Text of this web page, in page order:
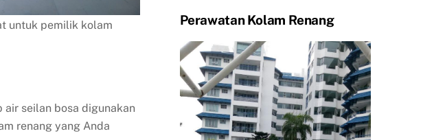
untuk pemilik kolam
seilan bosa digunakan
renang yang Anda
Perawatan Kolam Renang